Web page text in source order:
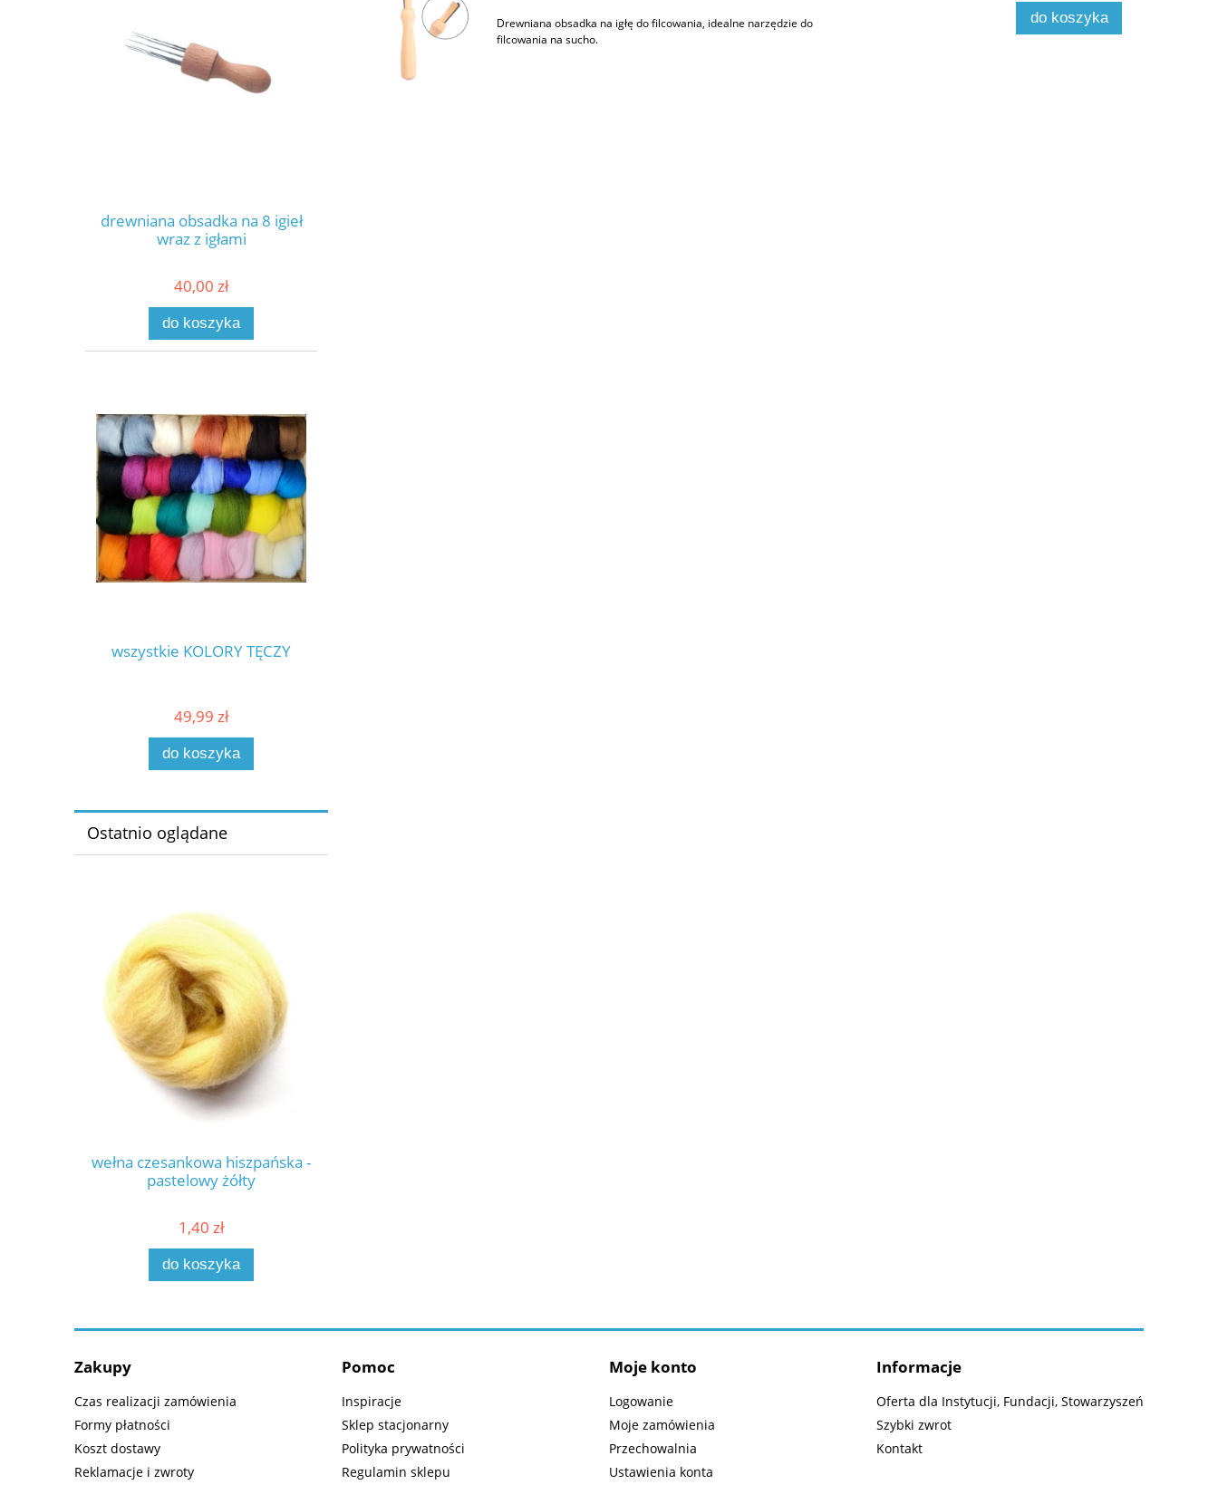
drewniana obsadka na 8 igieł
wraz z igłami
40,00 zł
do koszyka
wszystkie KOLORY TĘCZY
49,99 zł
do koszyka
Ostatnio oglądane
wełna czesankowa hiszpańska -
pastelowy żółty
1,40 zł
do koszyka
Drewniana obsadka na igłę do filcowania, idealne narzędzie do
filcowania na sucho.
do koszyka
Zakupy
Czas realizacji zamówienia
Formy płatności
Koszt dostawy
Reklamacje i zwroty
Pomoc
Inspiracje
Sklep stacjonarny
Polityka prywatności
Regulamin sklepu
Moje konto
Logowanie
Moje zamówienia
Przechowalnia
Ustawienia konta
Informacje
Oferta dla Instytucji, Fundacji, Stowarzyszeń
Szybki zwrot
Kontakt